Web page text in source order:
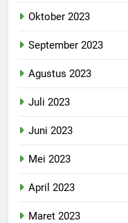
Oktober 2023
September 2023
Agustus 2023
Juli 2023
Juni 2023
Mei 2023
April 2023
Maret 2023